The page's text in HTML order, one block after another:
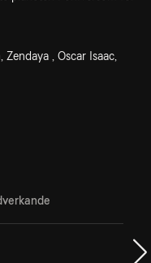
, Oscar Isaac,